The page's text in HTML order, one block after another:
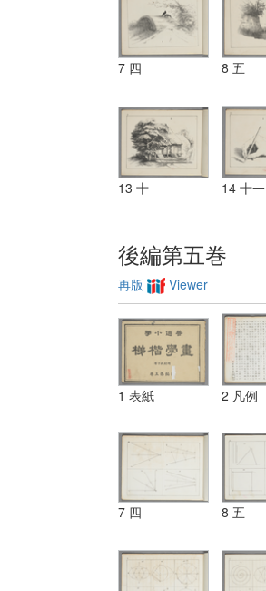
7 四 8 五
13 十 14 十一
後編第五巻
再版 Viewer
1 表紙 2 凡例
7 四 8 五